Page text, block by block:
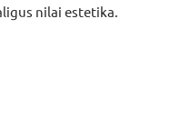
nilai estetika.